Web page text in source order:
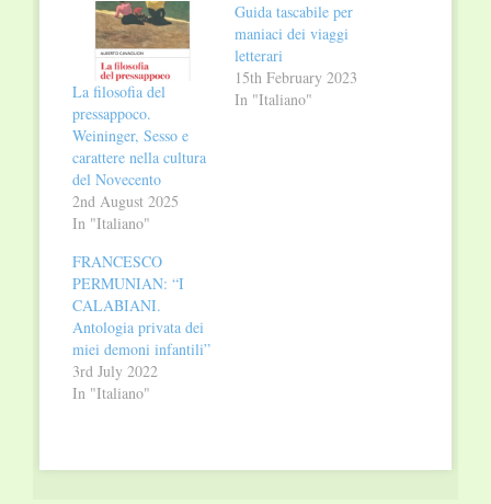
La filosofia del
pressappoco.
Weininger, Sesso e
carattere nella cultura
del Novecento
2nd August 2025
In "Italiano"
Guida tascabile per
maniaci dei viaggi
letterari
15th February 2023
In "Italiano"
FRANCESCO
PERMUNIAN: “I
CALABIANI.
Antologia privata dei
miei demoni infantili”
3rd July 2022
In "Italiano"